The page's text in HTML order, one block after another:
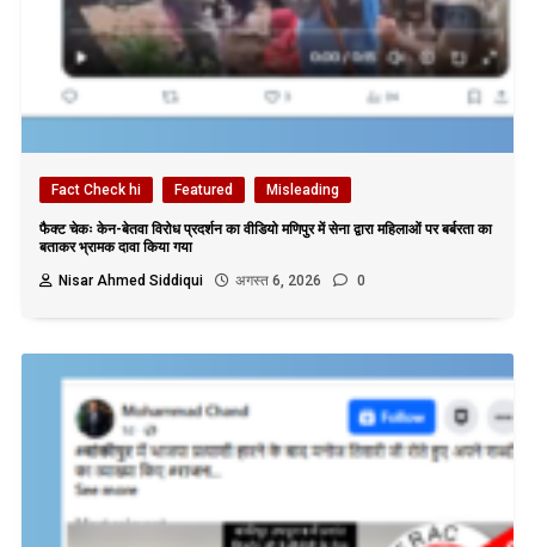
Fact Check hi Featured Misleading
फैक्ट चेकः केन-बेतवा विरोध प्रदर्शन का वीडियो मणिपुर में सेना द्वारा महिलाओं पर बर्बरता का
बताकर भ्रामक दावा किया गया
Nisar Ahmed Siddiqui
अगस्त 6, 2026 0